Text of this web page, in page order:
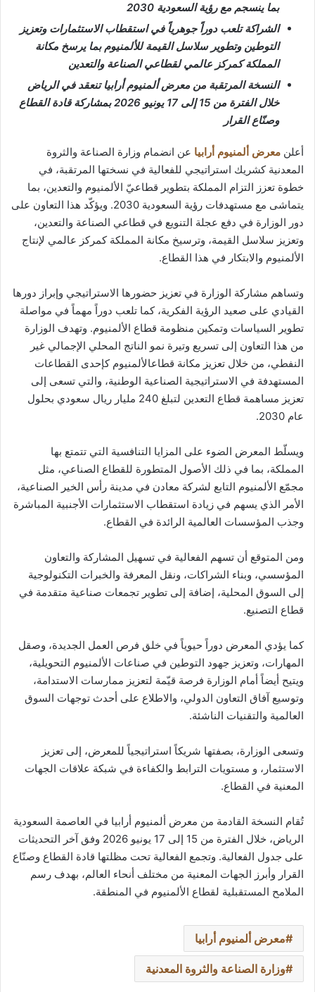
بما ينسجم مع رؤية السعودية 2030
الشراكة تلعب دوراً جوهرياً في استقطاب الاستثمارات وتعزيز
التوطين وتطوير سلاسل القيمة للألمنيوم بما يرسخ مكانة
المملكة كمركز عالمي لقطاعي الصناعة والتعدين
النسخة المرتقبة من معرض ألمنيوم أرابيا تنعقد في الرياض
خلال الفترة من 15 إلى 17 يونيو 2026 بمشاركة قادة القطاع
وصنّاع القرار
أعلن معرض ألمنيوم أرابيا عن انضمام وزارة الصناعة والثروة
المعدنية كشريك استراتيجي للفعالية في نسختها المرتقبة، في
خطوة تعزز التزام المملكة بتطوير قطاعيّ الألمنيوم والتعدين، بما
يتماشى مع مستهدفات رؤية السعودية 2030. ويؤكّد هذا التعاون على
دور الوزارة في دفع عجلة التنويع في قطاعي الصناعة والتعدين،
وتعزيز سلاسل القيمة، وترسيخ مكانة المملكة كمركز عالمي لإنتاج
الألمنيوم والابتكار في هذا القطاع.
وتساهم مشاركة الوزارة في تعزيز حضورها الاستراتيجي وإبراز دورها
القيادي على صعيد الرؤية الفكرية، كما تلعب دوراً مهماً في مواصلة
تطوير السياسات وتمكين منظومة قطاع الألمنيوم. وتهدف الوزارة
من هذا التعاون إلى تسريع وتيرة نمو الناتج المحلي الإجمالي غير
النفطي، من خلال تعزيز مكانة قطاعالألمنيوم كإحدى القطاعات
المستهدفة في الاستراتيجية الصناعية الوطنية، والتي تسعى إلى
تعزيز مساهمة قطاع التعدين لتبلغ 240 مليار ريال سعودي بحلول
عام 2030.
ويسلّط المعرض الضوء على المزايا التنافسية التي تتمتع بها
المملكة، بما في ذلك الأصول المتطورة للقطاع الصناعي، مثل
مجمّع الألمنيوم التابع لشركة معادن في مدينة رأس الخير الصناعية،
الأمر الذي يسهم في زيادة استقطاب الاستثمارات الأجنبية المباشرة
وجذب المؤسسات العالمية الرائدة في القطاع.
ومن المتوقع أن تسهم الفعالية في تسهيل المشاركة والتعاون
المؤسسي، وبناء الشراكات، ونقل المعرفة والخبرات التكنولوجية
إلى السوق المحلية، إضافة إلى تطوير تجمعات صناعية متقدمة في
قطاع التصنيع.
كما يؤدي المعرض دوراً حيوياً في خلق فرص العمل الجديدة، وصقل
المهارات، وتعزيز جهود التوطين في صناعات الألمنيوم التحويلية،
ويتيح أيضاً أمام الوزارة فرصة قيّمة لتعزيز ممارسات الاستدامة،
وتوسيع آفاق التعاون الدولي، والاطلاع على أحدث توجهات السوق
العالمية والتقنيات الناشئة.
وتسعى الوزارة، بصفتها شريكاً استراتيجياً للمعرض، إلى تعزيز
الاستثمار، و مستويات الترابط والكفاءة في شبكة علاقات الجهات
المعنية في القطاع.
تُقام النسخة القادمة من معرض ألمنيوم أرابيا في العاصمة السعودية
الرياض، خلال الفترة من 15 إلى 17 يونيو 2026 وفق آخر التحديثات
على جدول الفعالية. وتجمع الفعالية تحت مظلتها قادة القطاع وصنّاع
القرار وأبرز الجهات المعنية من مختلف أنحاء العالم، بهدف رسم
الملامح المستقبلية لقطاع الألمنيوم في المنطقة.
معرض ألمنيوم أرابيا
وزارة الصناعة والثروة المعدنية